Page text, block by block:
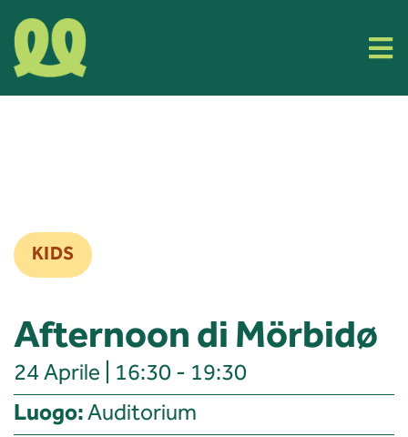
Skip
to
content
Organizza il tuo evento
KIDS
Afternoon di Mörbidø
24 Aprile | 16:30 - 19:30
Luogo:Auditorium